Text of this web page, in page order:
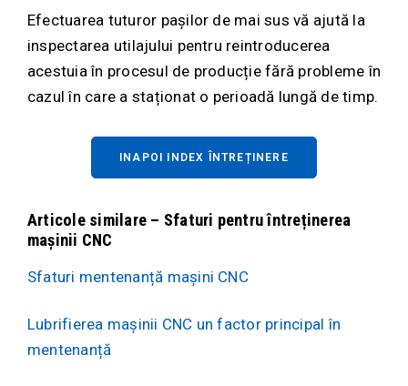
Efectuarea tuturor pașilor de mai sus vă ajută la
inspectarea utilajului pentru reintroducerea
acestuia în procesul de producție fără probleme în
cazul în care a staționat o perioadă lungă de timp.
INAPOI INDEX ÎNTREȚINERE
Articole similare – Sfaturi pentru întreținerea
mașinii CNC
Sfaturi mentenanță mașini CNC
Lubrifierea mașinii CNC un factor principal în
mentenanță